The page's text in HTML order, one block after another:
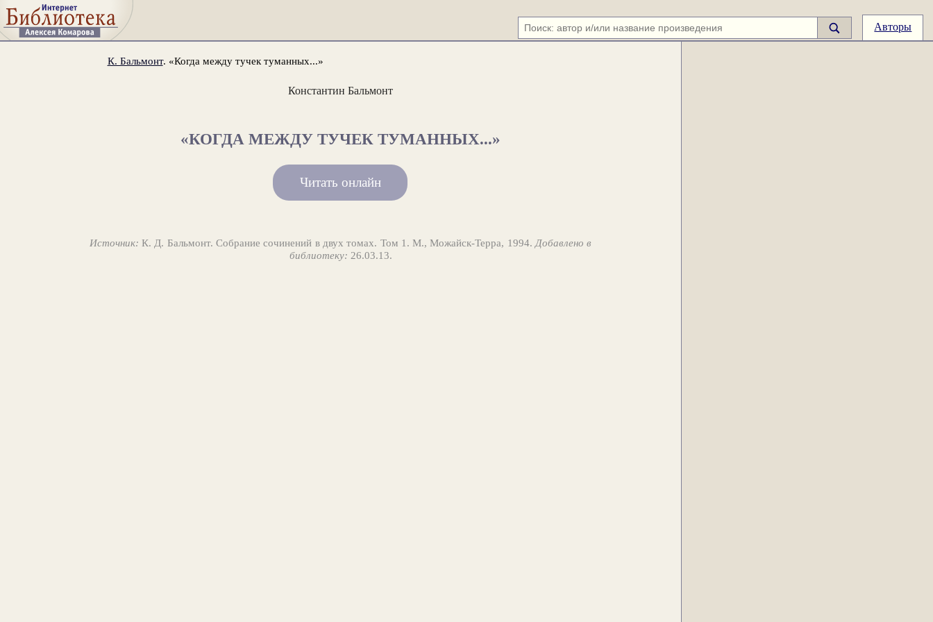
Авторы
К. Бальмонт. «Когда между тучек туманных...»
Константин Бальмонт
«КОГДА МЕЖДУ ТУЧЕК ТУМАННЫХ...»
Читать онлайн
Источник: К. Д. Бальмонт. Собрание сочинений в двух томах. Том 1. М., Можайск-Терра, 1994.Добавлено в
библиотеку: 26.03.13.